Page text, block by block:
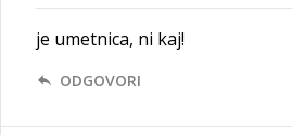
je umetnica, ni kaj!
ODGOVORI